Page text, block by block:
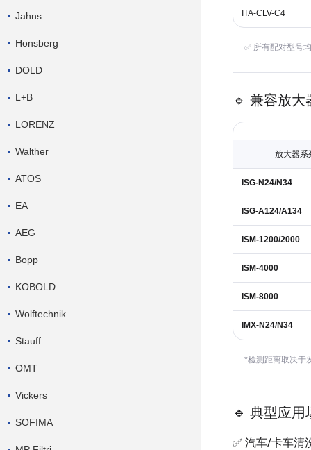
Jahns
Honsberg
DOLD
L+B
LORENZ
Walther
ATOS
EA
AEG
Bopp
KOBOLD
Wolftechnik
Stauff
OMT
Vickers
SOFIMA
ITA-CLV-C4
✅ 所有配对型号
🔹 兼容放
放大器系
ISG-N24/N34
ISG-A124/A134
ISM-1200/2000
ISM-4000
ISM-8000
IMX-N24/N34
*检测距离取决于
🔹 典型应用
✅ 汽车/卡车清